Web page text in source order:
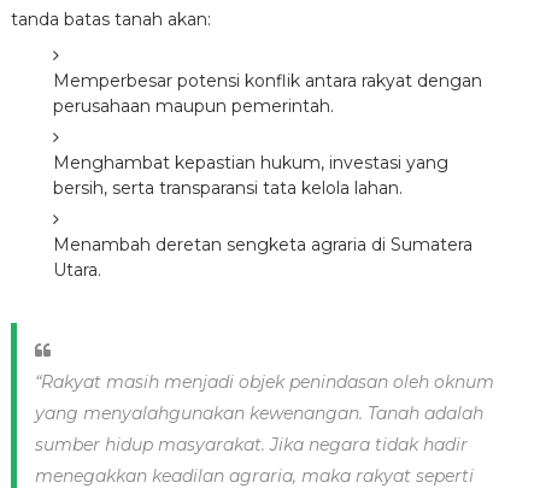
tanda batas tanah akan:
Memperbesar potensi konflik antara rakyat dengan
perusahaan maupun pemerintah.
Menghambat kepastian hukum, investasi yang
bersih, serta transparansi tata kelola lahan.
Menambah deretan sengketa agraria di Sumatera
Utara.
“Rakyat masih menjadi objek penindasan oleh oknum
yang menyalahgunakan kewenangan. Tanah adalah
sumber hidup masyarakat. Jika negara tidak hadir
menegakkan keadilan agraria, maka rakyat seperti